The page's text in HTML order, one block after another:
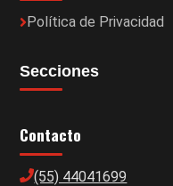
Política de Privacidad
Secciones
Contacto
(55) 44041699